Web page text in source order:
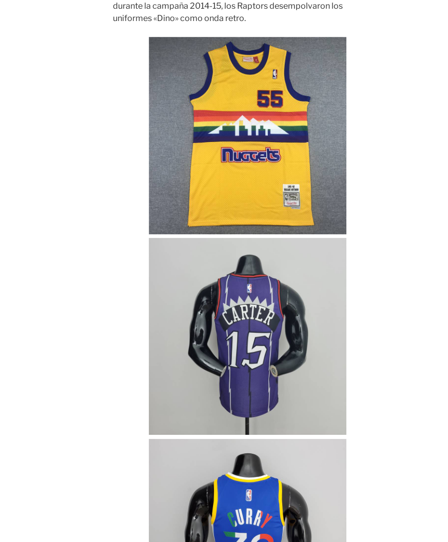
durante la campaña 2014-15, los Raptors desempolvaron los
uniformes «Dino» como onda retro.